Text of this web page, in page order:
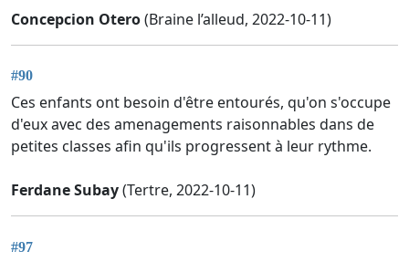
Concepcion Otero(Braine l’alleud, 2022-10-11)
#90
Ces enfants ont besoin d'être entourés, qu'on s'occupe
d'eux avec des amenagements raisonnables dans de
petites classes afin qu'ils progressent à leur rythme.
Ferdane Subay(Tertre, 2022-10-11)
#97